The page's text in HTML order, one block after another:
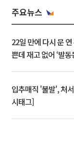
주요뉴스
22일 만에 다시 문
쁜데 재고 없어 ‘발
입추매직 '불발', 처
시태그]